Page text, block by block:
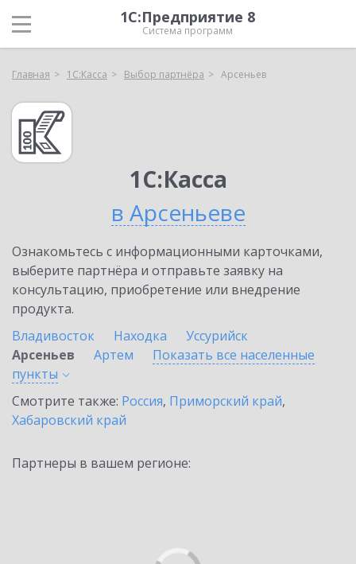
1С:Предприятие 8
Система программ
Главная 1С:Касса Выбор партнёра Арсеньев
1С:Касса
в Арсеньеве
Ознакомьтесь с информационными карточками,
выберите партнёра и отправьте заявку на
консультацию, приобретение или внедрение
продукта.
Владивосток
Находка
Уссурийск
Арсеньев
Артем
Показать все населенные
пункты
Смотрите также: Россия, Приморский край,
Хабаровский край
Партнеры в вашем регионе: